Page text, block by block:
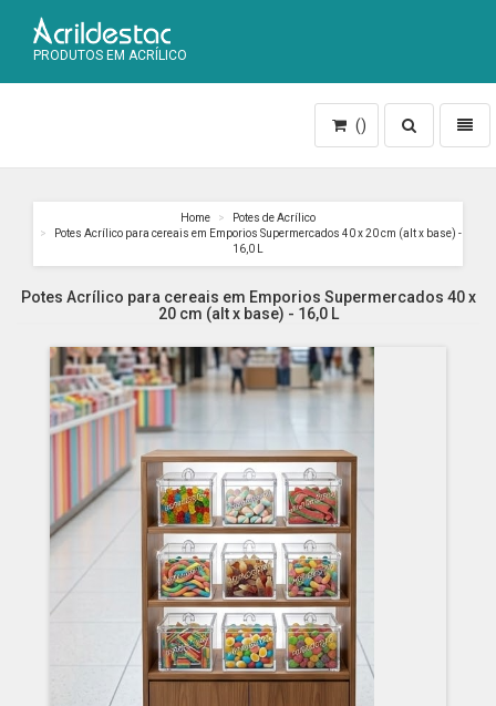
PRODUTOS EM ACRÍLICO
Toggle
search
()
Home
Potes de Acrílico
Potes Acrílico para cereais em Emporios Supermercados 40 x 20 cm (alt x base) -
16,0 L
Potes Acrílico para cereais em Emporios Supermercados 40 x
20 cm (alt x base) - 16,0 L